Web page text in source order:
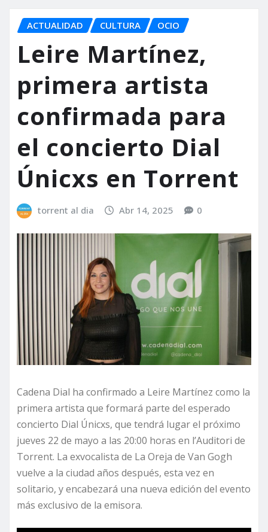
ACTUALIDAD CULTURA OCIO
Leire Martínez,
primera artista
confirmada para
el concierto Dial
Únicxs en Torrent
torrent al dia Abr 14, 2025 0
Cadena Dial ha confirmado a Leire Martínez como la
primera artista que formará parte del esperado
concierto Dial Únicxs, que tendrá lugar el próximo
jueves 22 de mayo a las 20:00 horas en l’Auditori de
Torrent. La exvocalista de La Oreja de Van Gogh
vuelve a la ciudad años después, esta vez en
solitario, y encabezará una nueva edición del evento
más exclusivo de la emisora.